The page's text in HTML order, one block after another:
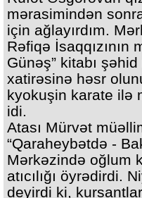
mərasimindən
için ağlayırdım.
Rəfiqə
Günəş” kitabı
xatirəsinə həsr
kyokuşin karate ilə
idi.
Atası Mürvət
“Qaraheybətdə -
Mərkəzində oğlum
atıcılığı öyrədirdi.
deyirdi ki,